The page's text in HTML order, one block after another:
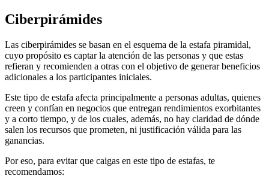
Ciberpirámides
Las ciberpirámides se basan en el esquema de la estafa piramidal,
cuyo propósito es captar la atención de las personas y que estas
refieran y recomienden a otras con el objetivo de generar beneficios
adicionales a los participantes iniciales.
Este tipo de estafa afecta principalmente a personas adultas, quienes
creen y confían en negocios que entregan rendimientos exorbitantes
y a corto tiempo, y de los cuales, además, no hay claridad de dónde
salen los recursos que prometen, ni justificación válida para las
ganancias.
Por eso, para evitar que caigas en este tipo de estafas, te
recomendamos: